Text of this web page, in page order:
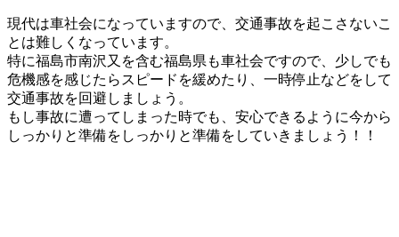
現代は車社会になっていますので、交通事故を起こさないこ
とは難しくなっています。
特に福島市南沢又を含む福島県も車社会ですので、少しでも
危機感を感じたらスピードを緩めたり、一時停止などをして
交通事故を回避しましょう。
もし事故に遭ってしまった時でも、安心できるように今から
しっかりと準備をしっかりと準備をしていきましょう！！